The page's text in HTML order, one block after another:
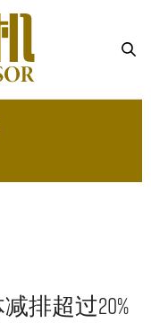
排超过20%